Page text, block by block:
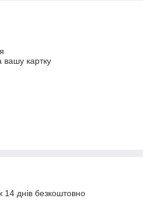
вашу картку
днів безкоштовно